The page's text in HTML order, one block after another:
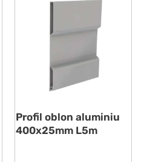
Profil oblon aluminiu
400x25mm L5m